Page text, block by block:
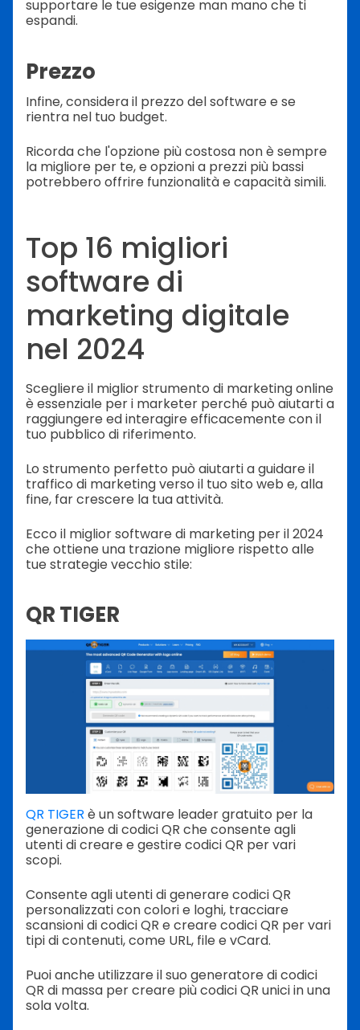
supportare le tue esigenze man mano che ti
espandi.
Prezzo
Infine, considera il prezzo del software e se
rientra nel tuo budget.
Ricorda che l'opzione più costosa non è sempre
la migliore per te, e opzioni a prezzi più bassi
potrebbero offrire funzionalità e capacità simili.
Top 16 migliori
software di
marketing digitale
nel 2024
Scegliere il miglior strumento di marketing online
è essenziale per i marketer perché può aiutarti a
raggiungere ed interagire efficacemente con il
tuo pubblico di riferimento.
Lo strumento perfetto può aiutarti a guidare il
traffico di marketing verso il tuo sito web e, alla
fine, far crescere la tua attività.
Ecco il miglior software di marketing per il 2024
che ottiene una trazione migliore rispetto alle
tue strategie vecchio stile:
QR TIGER
QR TIGER è un software leader gratuito per la
generazione di codici QR che consente agli
utenti di creare e gestire codici QR per vari
scopi.
Consente agli utenti di generare codici QR
personalizzati con colori e loghi, tracciare
scansioni di codici QR e creare codici QR per vari
tipi di contenuti, come URL, file e vCard.
Puoi anche utilizzare il suo generatore di codici
QR di massa per creare più codici QR unici in una
sola volta.